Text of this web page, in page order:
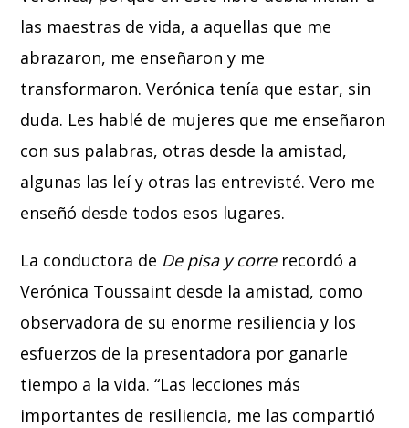
las maestras de vida, a aquellas que me
abrazaron, me enseñaron y me
transformaron. Verónica tenía que estar, sin
duda. Les hablé de mujeres que me enseñaron
con sus palabras, otras desde la amistad,
algunas las leí y otras las entrevisté. Vero me
enseñó desde todos esos lugares.
La conductora de De pisa y correrecordó a
Verónica Toussaint desde la amistad, como
observadora de su enorme resiliencia y los
esfuerzos de la presentadora por ganarle
tiempo a la vida. “Las lecciones más
importantes de resiliencia, me las compartió